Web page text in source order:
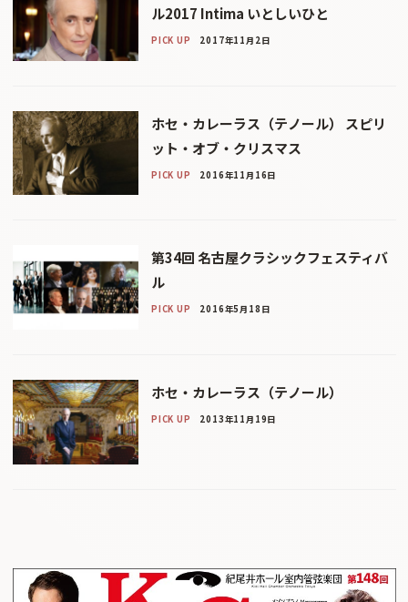
ル2017 Intima いとしいひと
PICK UP 2017年11月2日
ホセ・カレーラス（テノール） スピリ
ット・オブ・クリスマス
PICK UP 2016年11月16日
第34回 名古屋クラシックフェスティバ
ル
PICK UP 2016年5月18日
ホセ・カレーラス（テノール）
PICK UP 2013年11月19日